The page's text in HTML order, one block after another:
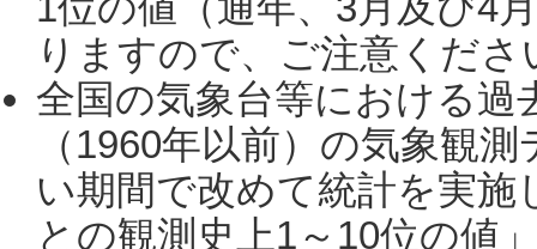
りますので、ご注意くだ
全国の気象台等における過
（1960年以前）の気象観
い期間で改めて統計を実
との観測史上1～10位の値